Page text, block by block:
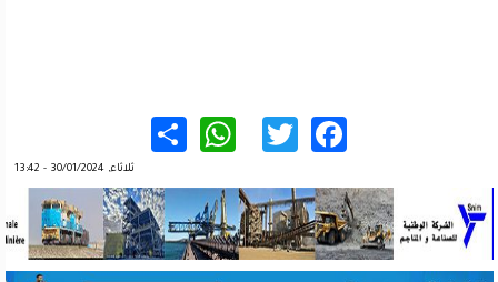
Facebook
Twitter
WhatsApp
ثلاثاء, 30/01/2024 - 13:42